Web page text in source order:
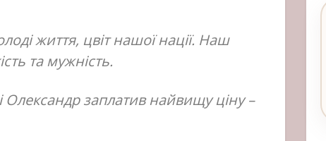
життя, цвіт нашої нації. Наш
та мужність.
Олександр заплатив найвищу ціну –